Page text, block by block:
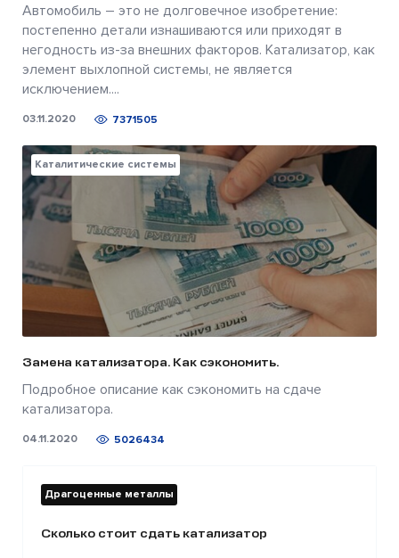
Автомобиль – это не долговечное изобретение:
постепенно детали изнашиваются или приходят в
негодность из-за внешних факторов. Катализатор, как
элемент выхлопной системы, не является
исключением....
03.11.2020 7371505
Каталитические системы
Замена катализатора. Как сэкономить.
Подробное описание как сэкономить на сдаче
катализатора.
04.11.2020 5026434
Драгоценные металлы
Сколько стоит сдать катализатор